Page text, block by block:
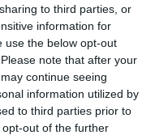
to third parties, or
information for
use the below opt-out
note that after your
continue seeing
information utilized by
to third parties prior to
out of the further